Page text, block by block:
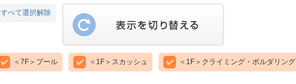
すべて選択解除
＜7F＞プール ＜1F＞スカッシュ ＜1F＞クライミング・ボルダリング